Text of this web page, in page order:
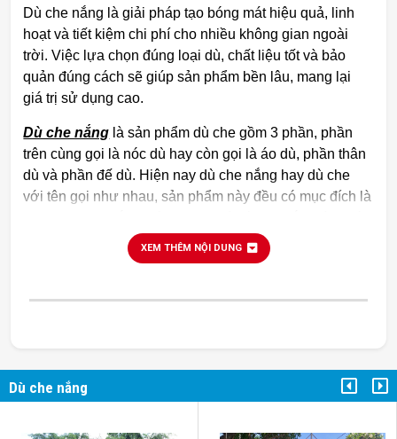
Dù che nắng là giải pháp tạo bóng mát hiệu quả, linh
hoạt và tiết kiệm chi phí cho nhiều không gian ngoài
trời. Việc lựa chọn đúng loại dù, chất liệu tốt và bảo
quản đúng cách sẽ giúp sản phẩm bền lâu, mang lại
giá trị sử dụng cao.
Dù che nắng là sản phẩm dù che gồm 3 phần, phần
trên cùng gọi là nóc dù hay còn gọi là áo dù, phần thân
dù và phần đế dù. Hiện nay dù che nắng hay dù che
với tên gọi như nhau, sản phẩm này đều có mục đích là
bị tạo bóng mát dùng ngoài trời, giúp che chắn ánh
nắng trực tiếp, vải dù che nắng che mưa che nắng tốt
thường được thiết kế với khung kim loại chắc chắn kết
XEM THÊM NỘI DUNG
Dù che nắng